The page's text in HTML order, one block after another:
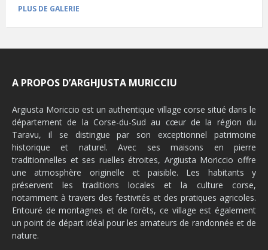
PLUS DE GALERIE
A PROPOS D’ARGHJUSTA MURICCIU
Argiusta Moriccio est un authentique village corse situé dans le
département de la Corse-du-Sud au cœur de la région du
Taravu, il se distingue par son exceptionnel patrimoine
historique et naturel. Avec ses maisons en pierre
traditionnelles et ses ruelles étroites, Argiusta Moriccio offre
une atmosphère originelle et paisible. Les habitants y
préservent les traditions locales et la culture corse,
notamment à travers des festivités et des pratiques agricoles.
Entouré de montagnes et de forêts, ce village est également
un point de départ idéal pour les amateurs de randonnée et de
nature.